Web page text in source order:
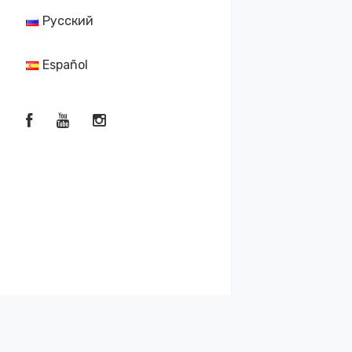
Русский
Español